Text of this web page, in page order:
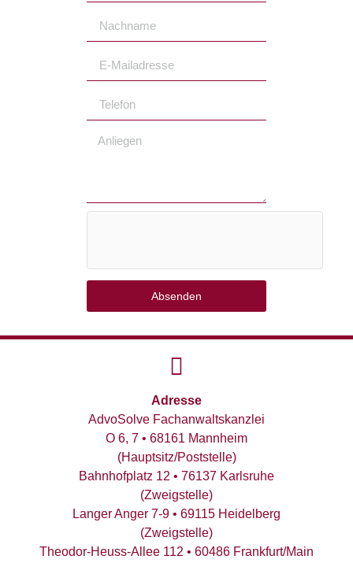
Absenden
Adresse
AdvoSolve Fachanwaltskanzlei
O 6, 7 • 68161 Mannheim
(Hauptsitz/Poststelle)
Bahnhofplatz 12 • 76137 Karlsruhe
(Zweigstelle)
Langer Anger 7-9 • 69115 Heidelberg
(Zweigstelle)
Theodor-Heuss-Allee 112 • 60486 Frankfurt/Main